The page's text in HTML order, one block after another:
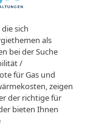
sich
als
bei der Suche
/
für Gas und
zeigen
der richtige für
bieten Ihnen